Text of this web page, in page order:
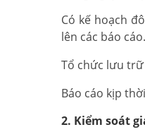
Có kế hoạch
lên các báo cáo.
Tổ chức lưu
Báo cáo kịp
2. Kiểm soát